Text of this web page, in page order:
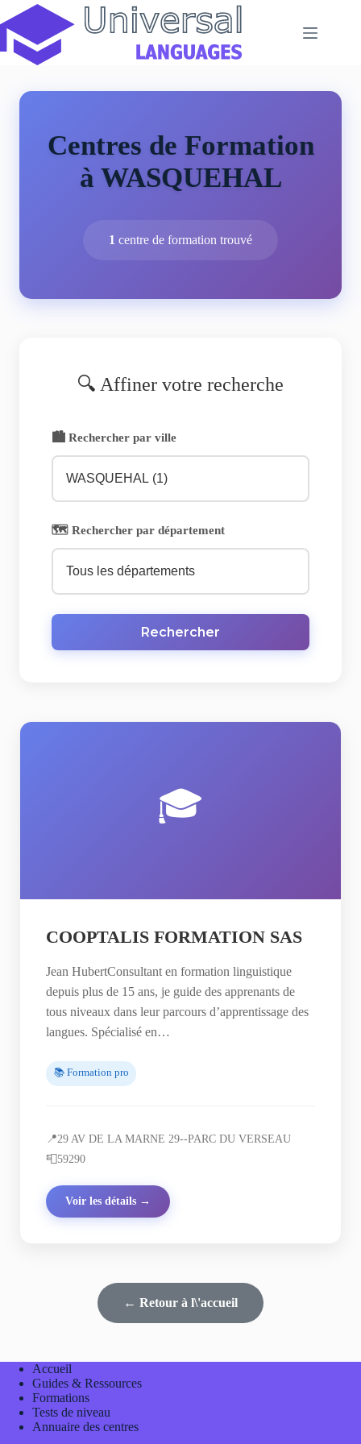
Passer
au
contenu
Centres de Formation
à WASQUEHAL
1 centre de formation trouvé
🔍 Affiner votre recherche
🏙️ Rechercher par ville
🗺️ Rechercher par département
Rechercher
🎓
COOPTALIS FORMATION SAS
Jean HubertConsultant en formation linguistique
depuis plus de 15 ans, je guide des apprenants de
tous niveaux dans leur parcours d’apprentissage des
langues. Spécialisé en…
📚 Formation pro
📍29 AV DE LA MARNE 29--PARC DU VERSEAU
📮59290
Voir les détails →
← Retour à l\'accueil
Accueil
Guides & Ressources
Formations
Tests de niveau
Annuaire des centres